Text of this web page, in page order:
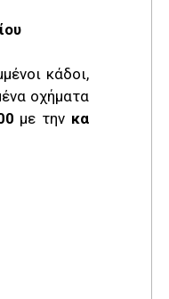
κάδοι,
οχήματα
με την κα